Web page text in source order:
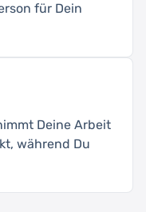
für Dein
Deine Arbeit
während Du